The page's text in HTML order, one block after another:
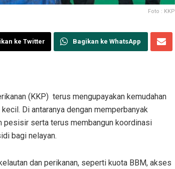
Foto : KKP
ke Twitter Bagikan ke WhatsApp
(KKP) terus mengupayakan kemudahan
Di antaranya dengan memperbanyak
pesisir serta terus membangun koordinasi
bagi nelayan.
dan perikanan, seperti kuota BBM, akses